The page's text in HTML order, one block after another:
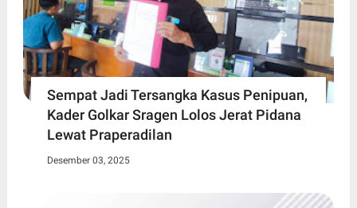
Sempat Jadi Tersangka Kasus Penipuan,
Kader Golkar Sragen Lolos Jerat Pidana
Lewat Praperadilan
Desember 03, 2025